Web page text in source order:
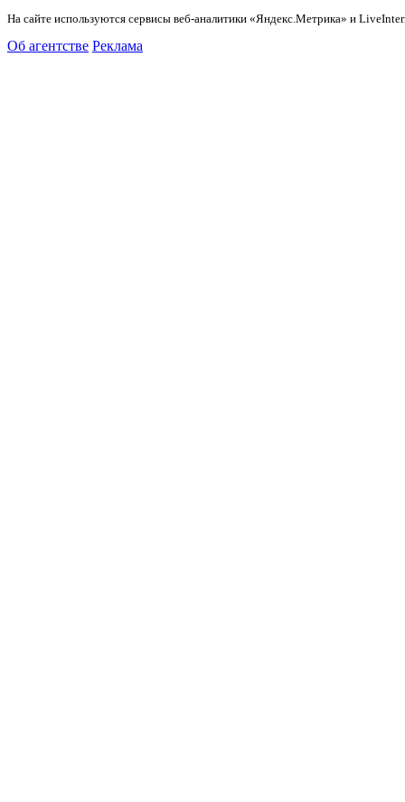
На сайте используются сервисы веб-аналитики «Яндекс.Метрика» и
Об агентстве Реклама